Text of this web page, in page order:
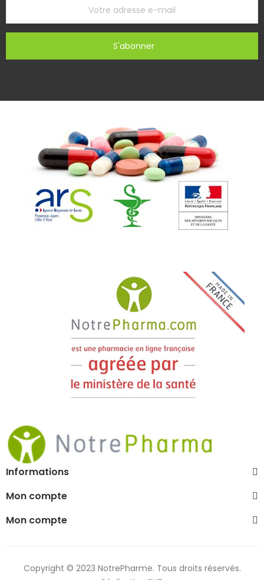
S'abonner
Informations
Mon compte
Mon compte
Copyright © 2023 NotrePharme. Tous droits réservés.